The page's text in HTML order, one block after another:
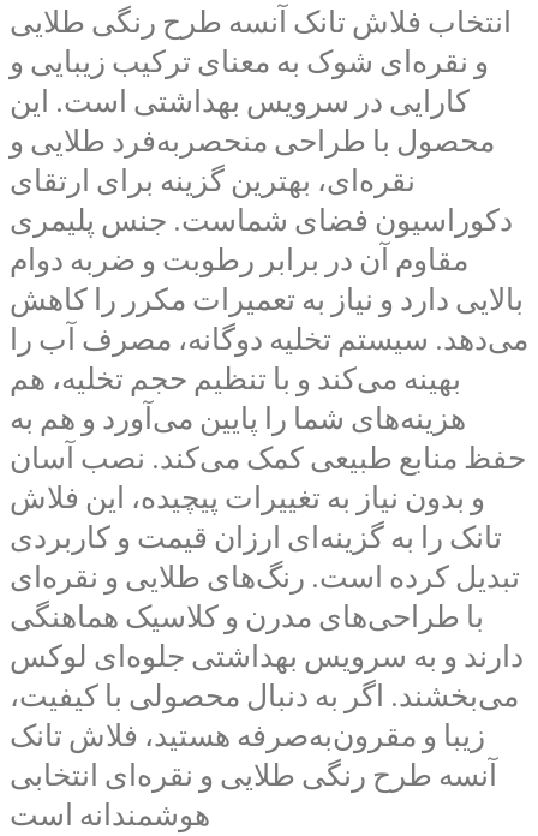
انتخاب فلاش تانک آنسه طرح رنگی طلایی
و نقره‌ای شوک به معنای ترکیب زیبایی و
کارایی در سرویس بهداشتی است. این
محصول با طراحی منحصربه‌فرد طلایی و
نقره‌ای، بهترین گزینه برای ارتقای
دکوراسیون فضای شماست. جنس پلیمری
مقاوم آن در برابر رطوبت و ضربه دوام
بالایی دارد و نیاز به تعمیرات مکرر را کاهش
می‌دهد. سیستم تخلیه دوگانه، مصرف آب را
بهینه می‌کند و با تنظیم حجم تخلیه، هم
هزینه‌های شما را پایین می‌آورد و هم به
حفظ منابع طبیعی کمک می‌کند. نصب آسان
و بدون نیاز به تغییرات پیچیده، این فلاش
تانک را به گزینه‌ای ارزان قیمت و کاربردی
تبدیل کرده است. رنگ‌های طلایی و نقره‌ای
با طراحی‌های مدرن و کلاسیک هماهنگی
دارند و به سرویس بهداشتی جلوه‌ای لوکس
می‌بخشند. اگر به دنبال محصولی با کیفیت،
زیبا و مقرون‌به‌صرفه هستید، فلاش تانک
آنسه طرح رنگی طلایی و نقره‌ای انتخابی
هوشمندانه است